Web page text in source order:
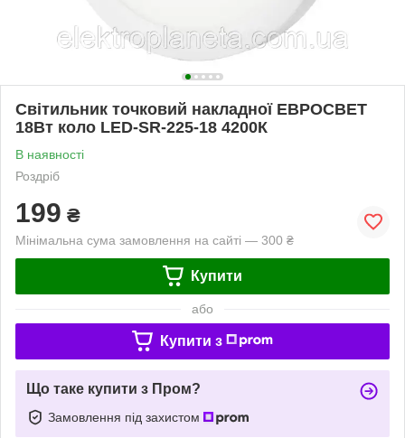
Світильник точковий накладної ЕВРОСВЕТ
18Вт коло LED-SR-225-18 4200К
В наявності
Роздріб
199 ₴
Мінімальна сума замовлення на сайті — 300 ₴
Купити
або
Купити з
Що таке купити з Пром?
Замовлення під захистом